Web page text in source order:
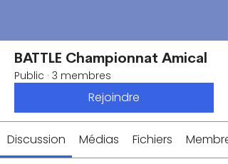
BATTLE Championnat Amical
Public · 3 membres
Rejoindre
Discussion Médias Fichiers